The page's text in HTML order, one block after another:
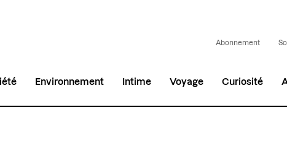
Abonnement
Environnement Intime Voyage Curiosité